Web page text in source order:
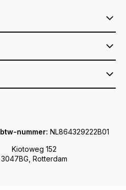
Kiotoweg 152
3047BG, Rotterdam
btw-nummer: NL864329222B01